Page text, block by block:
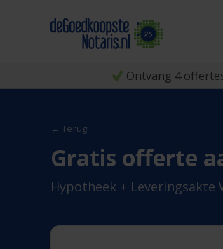
Ontvang 4
← Terug
Gratis offerte
Hypotheek + Leveringsakte